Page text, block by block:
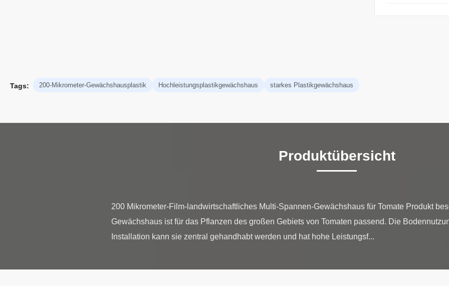
Tags: 200-Mikrometer-Gewächshausplastik Hochleistungsplastikgewächshaus starkes Plastikgewächshaus
Produktübersicht
200 Mikrometer-Film-landwirtschaftliches Multi-Spannen-Gewächshaus für Tomate Produkt
Gewächshaus ist für das Pflanzen des großen Gebiets von Tomaten passend. Die